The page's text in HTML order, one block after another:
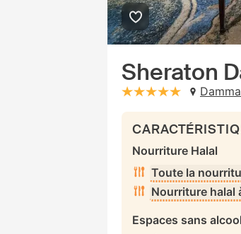
Sheraton
stars: 5
Nourriture Halal
Toute la
Nourriture halal
Espaces sans alcool